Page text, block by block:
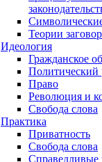
Теории
Идеология
Гражданское
Право
Революция и
Свобода слова
Практика
Приватность
Свобода слова